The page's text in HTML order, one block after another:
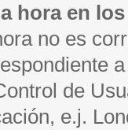
hora en
no es
de
e.j.